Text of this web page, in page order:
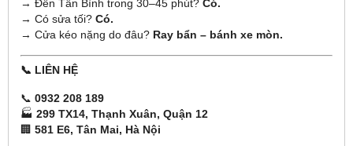
→ Đến Tân Bình trong 30–45 phút? Có.
→ Có sửa tối? Có.
→ Cửa kéo nặng do đâu? Ray bẩn – bánh xe mòn.
📞 LIÊN HỆ
📞 0932 208 189
🏭 299 TX14, Thạnh Xuân, Quận 12
🏢 581 E6, Tân Mai, Hà Nội